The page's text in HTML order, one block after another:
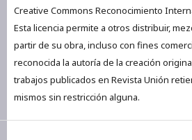
Creative Commons Reconocimiento
Esta licencia permite a otros distribuir,
partir de su obra, incluso con fines
reconocida la autoría de la creación
trabajos publicados en Revista Unión
mismos sin restricción alguna.